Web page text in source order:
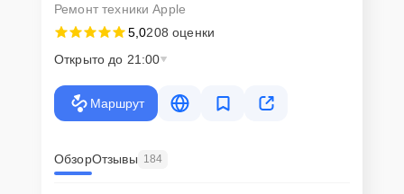
Ремонт техники Apple
5,0208 оценки
Открыто до 21:00
Маршрут
ОбзорОтзывы 184